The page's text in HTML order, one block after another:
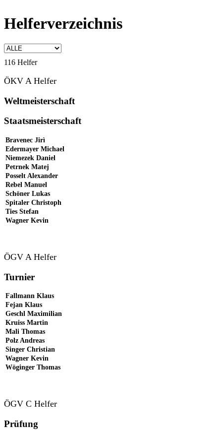
Helferverzeichnis
116 Helfer
ÖKV A Helfer
Weltmeisterschaft
Staatsmeisterschaft
Bravenec Jirì
Edermayer Michael
Niemezek Daniel
Petrnek Matej
Posselt Alexander
Rebel Manuel
Schöner Lukas
Spitaler Christoph
Ties Stefan
Wagner Kevin
ÖGV A Helfer
Turnier
Fallmann Klaus
Fejan Klaus
Geschl Maximilian
Kruiss Martin
Mali Thomas
Polz Andreas
Singer Christian
Wagner Kevin
Wöginger Thomas
ÖGV C Helfer
Prüfung